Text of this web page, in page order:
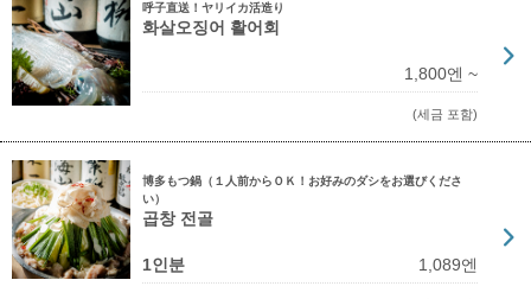
呼子直送！ヤリイカ活造り
화살오징어 활어회
1,800엔 ~
(세금 포함)
博多もつ鍋（１人前からＯＫ！お好みのダシをお選びくださ
い）
곱창 전골
1인분 1,089엔